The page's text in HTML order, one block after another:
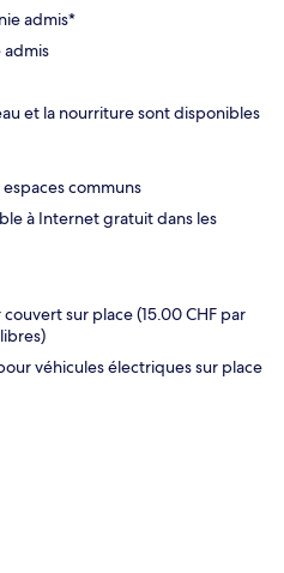
admis*
admis
et la nourriture sont disponibles
communs
à Internet gratuit dans les
sur place (15.00 CHF par
véhicules électriques sur place